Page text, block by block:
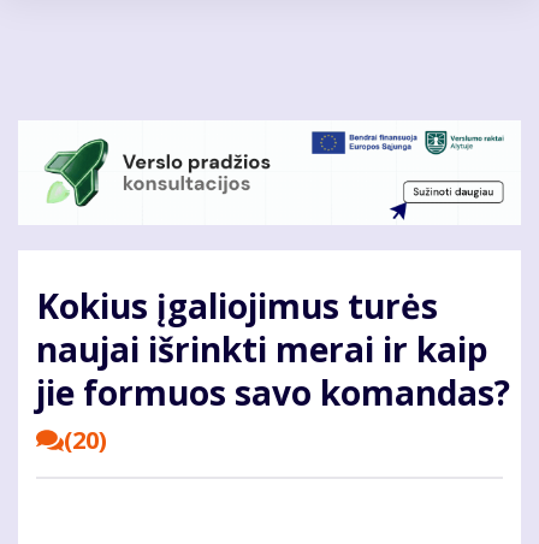
Kokius įgaliojimus turės
naujai išrinkti merai ir kaip
jie formuos savo komandas?
(20)